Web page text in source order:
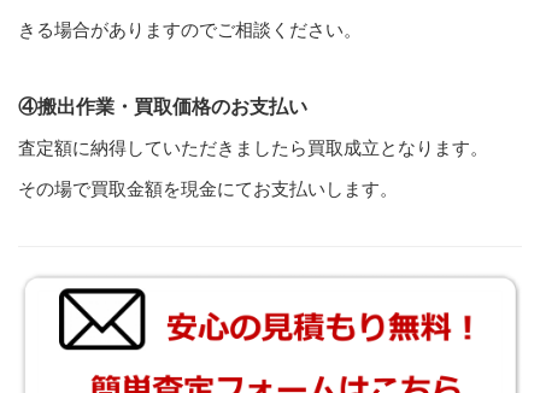
きる場合がありますのでご相談ください。
④搬出作業・買取価格のお支払い
査定額に納得していただきましたら買取成立となります。
その場で買取金額を現金にてお支払いします。